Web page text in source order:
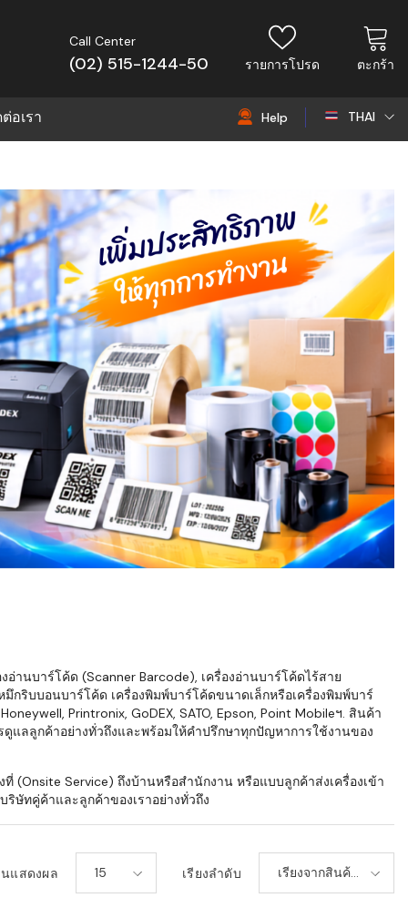
Call Center
(02) 515-1244-50 รายการโปรด ตะกร้า
อเรา Help THAI
EN
านบาร์โค้ด (Scanner Barcode), เครื่องอ่านบาร์โค้ดไร้สาย
กริบบอนบาร์โค้ด เครื่องพิมพ์บาร์โค้ดขนาดเล็กหรือเครื่องพิมพ์บาร์
Printronix, GoDEX, SATO, Epson, Point Mobileฯ. สินค้า
แลลูกค้าอย่างทั่วถึงและพร้อมให้คำปรึกษาทุกปัญหาการใช้งานของ
(Onsite Service) ถึงบ้านหรือสำนักงาน หรือแบบลูกค้าส่งเครื่องเข้า
ษัทคู่ค้าและลูกค้าของเราอย่างทั่วถึง
แสดงผล 15 เรียงลำดับ
เรียงจากสินค้า
ใหม่-เก่า